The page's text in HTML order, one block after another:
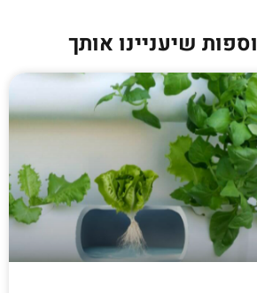
שיעניינו אותך